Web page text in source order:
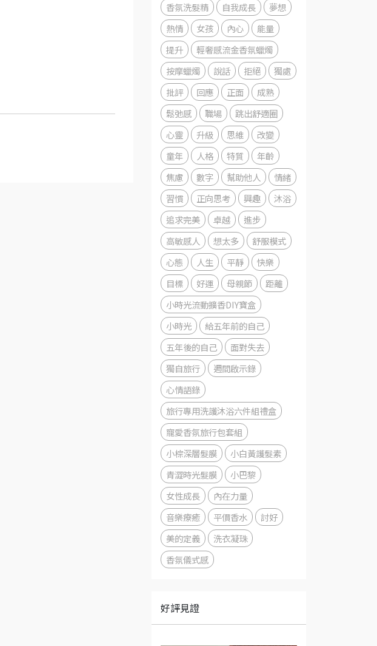
香氛洗髮精
自我成長
夢想
熱情
女孩 內心
能量
提升
輕奢感流金香氛蠟燭
按摩蠟燭
說話 拒絕
獨處
批評
回應 正面
成熟
鬆弛感
職場
跳出舒適圈
心靈
升級 思維
改變
童年
人格 特質
年齡
焦慮
數字 幫助他人
情緒
習慣
正向思考 興趣
沐浴
追求完美
卓越
進步
高敏感人
想太多
舒服模式
心態
人生 平靜
快樂
目標
好運 母親節
距離
小時光流動擴香DIY寶盒
小時光
給五年前的自己
五年後的自己
面對失去
獨自旅行
週間啟示錄
心情語錄
旅行專用洗護沐浴六件組禮盒
寵愛香氛旅行包套組
小棕深層髮膜
小白黃護髮素
青澀時光髮膜
小巴黎
女性成長
內在力量
音樂療癒
平價香水
討好
美的定義
洗衣凝珠
香氛儀式感
好評見證